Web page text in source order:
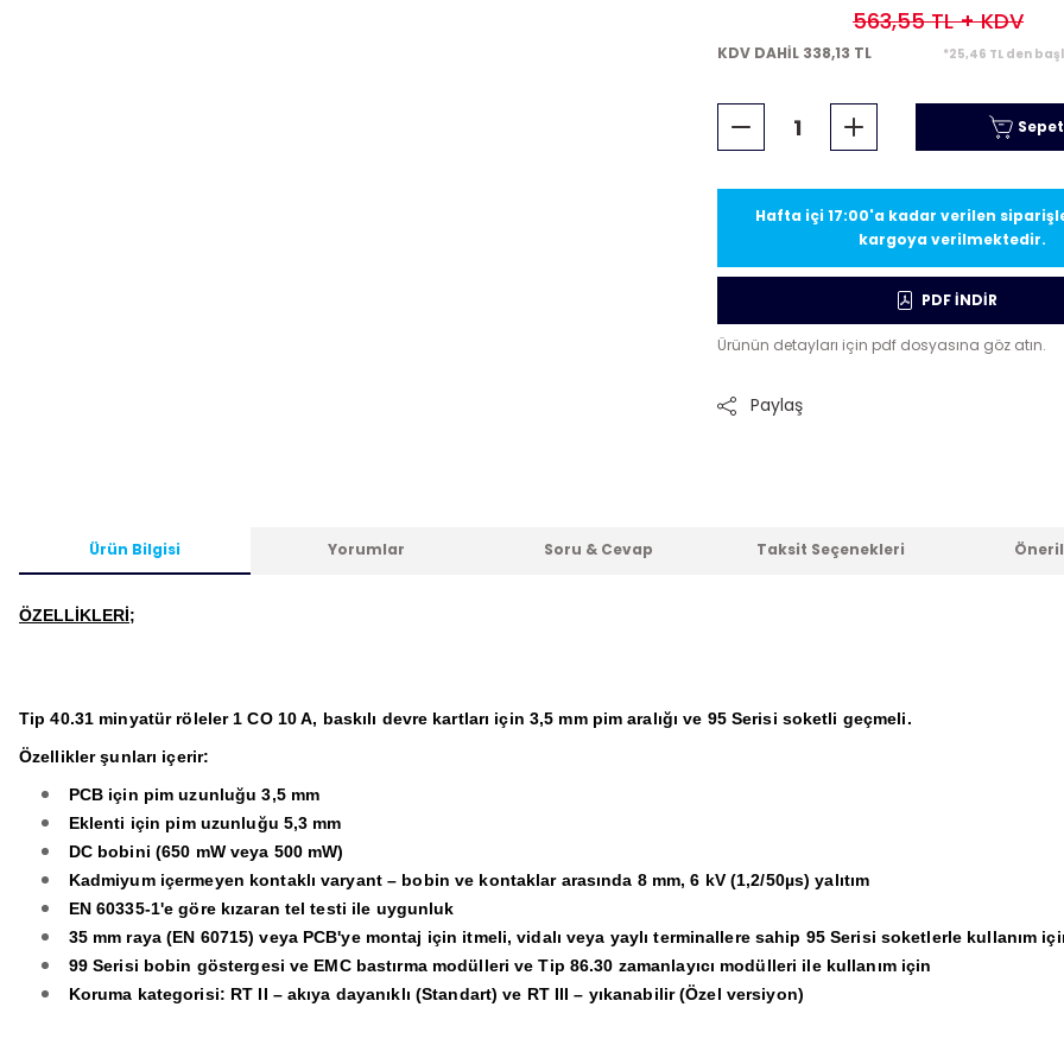
563,55 TL+ KDV
KDV DAHİL 338,13 TL *25,46 TL den
Hafta içi 17:00'a kadar verilen
kargoya verilmektedir.
PDF İNDİR
Ürünün detayları için pdf dosyasına göz atın.
Paylaş
Ürün Bilgisi Yorumlar Soru & Cevap Taksit Seçenekleri
ÖZELLİKLERİ;
Tip 40.31 minyatür röleler 1 CO 10 A, baskılı devre kartları için 3,5 mm pim aralığı ve 95 Serisi soketli geçmeli.
Özellikler şunları içerir:
PCB için pim uzunluğu 3,5 mm
Eklenti için pim uzunluğu 5,3 mm
DC bobini (650 mW veya 500 mW)
Kadmiyum içermeyen kontaklı varyant – bobin ve kontaklar arasında 8 mm, 6 kV (1,2/50µs) yalıtım
EN 60335-1'e göre kızaran tel testi ile uygunluk
35 mm raya (EN 60715) veya PCB'ye montaj için itmeli, vidalı veya yaylı terminallere sahip 95 Serisi soketlerle kullanım
99 Serisi bobin göstergesi ve EMC bastırma modülleri ve Tip 86.30 zamanlayıcı modülleri ile kullanım için
Koruma kategorisi: RT II – akıya dayanıklı (Standart) ve RT III – yıkanabilir (Özel versiyon)